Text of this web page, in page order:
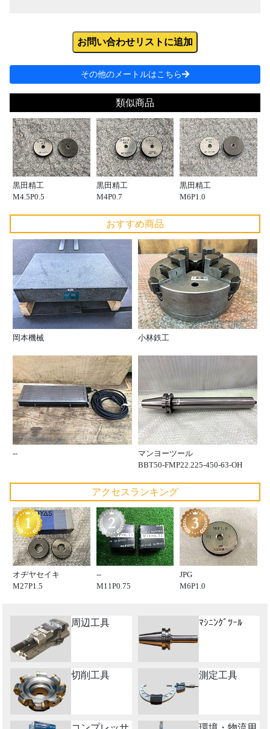
お問い合わせリストに追加
その他のメートルはこちら
類似商品
黒田精工
M4.5P0.5
黒田精工
M4P0.7
黒田精工
M6P1.0
おすすめ商品
岡本機械 小林鉄工
--
マンヨーツール
BBT50-FMP22.225-450-63-OH
アクセスランキング
オヂヤセイキ
M27P1.5
--
M11P0.75
JPG
M6P1.0
周辺工具 ﾏｼﾆﾝｸﾞﾂｰﾙ
切削工具 測定工具